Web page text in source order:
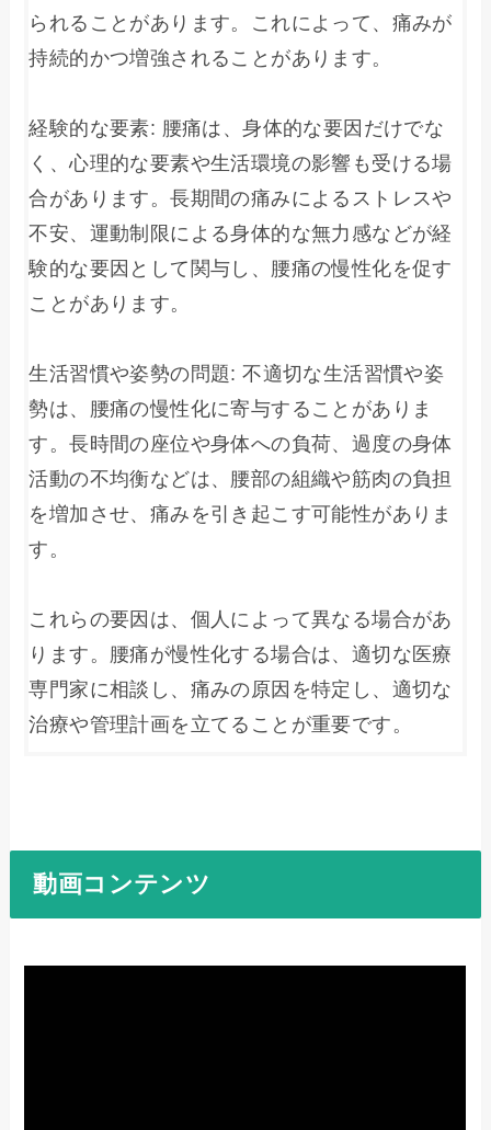
られることがあります。これによって、痛みが
持続的かつ増強されることがあります。
経験的な要素: 腰痛は、身体的な要因だけでな
く、心理的な要素や生活環境の影響も受ける場
合があります。長期間の痛みによるストレスや
不安、運動制限による身体的な無力感などが経
験的な要因として関与し、腰痛の慢性化を促す
ことがあります。
生活習慣や姿勢の問題: 不適切な生活習慣や姿
勢は、腰痛の慢性化に寄与することがありま
す。長時間の座位や身体への負荷、過度の身体
活動の不均衡などは、腰部の組織や筋肉の負担
を増加させ、痛みを引き起こす可能性がありま
す。
これらの要因は、個人によって異なる場合があ
ります。腰痛が慢性化する場合は、適切な医療
専門家に相談し、痛みの原因を特定し、適切な
動画コンテンツ